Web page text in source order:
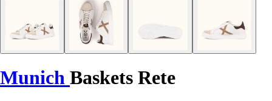
Munich Baskets Rete